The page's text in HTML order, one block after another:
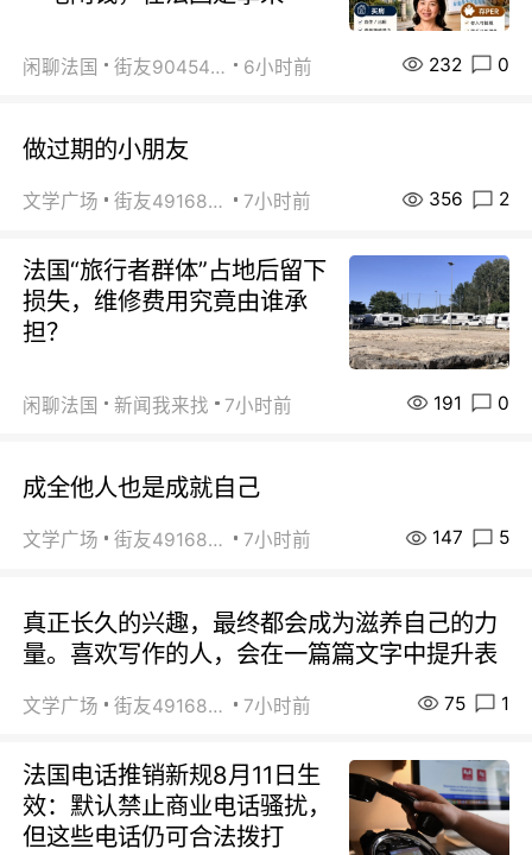
闲聊法国 街友90454511 6小时前 232 0
做过期的小朋友
文学广场 街友49168527 7小时前 356 2
法国“旅行者群体”占地后留下
损失，维修费用究竟由谁承
担？
闲聊法国 新闻我来找 7小时前 191 0
成全他人也是成就自己
文学广场 街友49168527 7小时前 147 5
真正长久的兴趣，最终都会成为滋养自己的力
量。喜欢写作的人，会在一篇篇文字中提升表
文学广场 街友49168527 7小时前 75 1
法国电话推销新规8月11日生
效：默认禁止商业电话骚扰，
但这些电话仍可合法拨打